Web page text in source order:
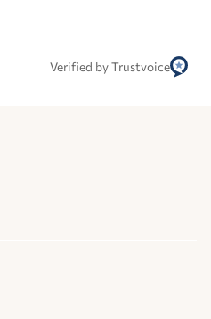
Verified by Trustvoice